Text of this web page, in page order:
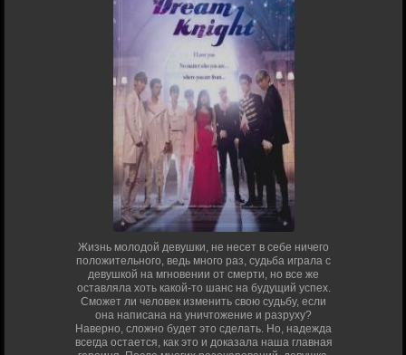
Жизнь молодой девушки, не несет в себе ничего
положительного, ведь много раз, судьба играла с
девушкой на мгновении от смерти, но все же
оставляла хоть какой-то шанс на будущий успех.
Сможет ли человек изменить свою судьбу, если
она написана на уничтожение и разруху?
Наверно, сложно будет это сделать. Но, надежда
всегда остается, как это и доказала наша главная